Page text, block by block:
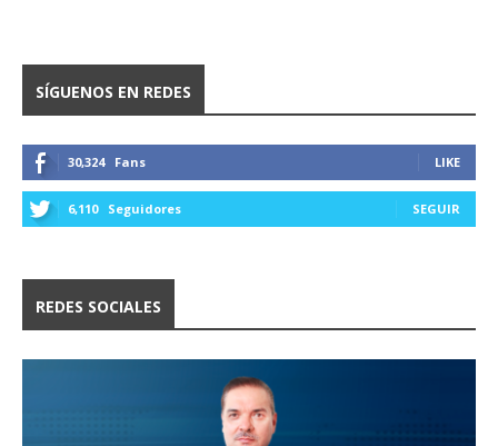
SÍGUENOS EN REDES
30,324 Fans LIKE
6,110 Seguidores SEGUIR
REDES SOCIALES